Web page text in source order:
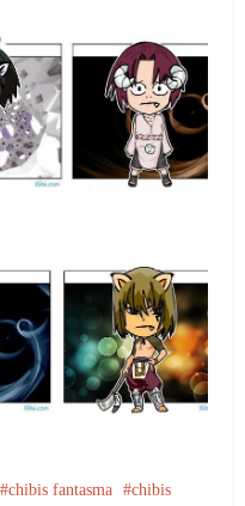
chibis fantasma
chibis